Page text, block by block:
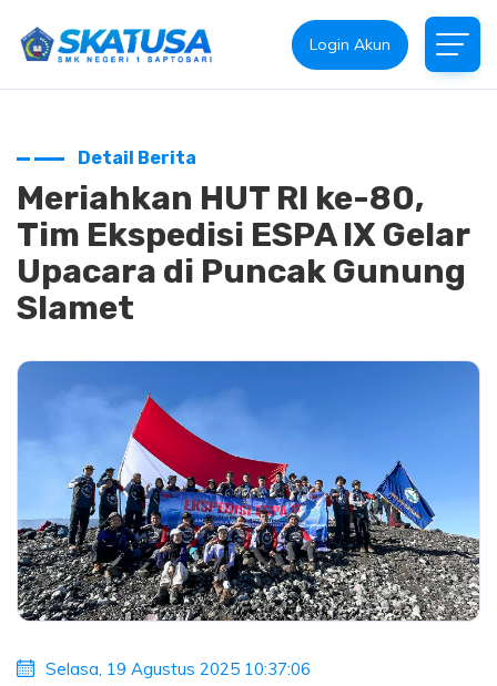
Login Akun
Detail Berita
Meriahkan HUT RI ke-80,
Tim Ekspedisi ESPA IX Gelar
Upacara di Puncak Gunung
Slamet
Selasa, 19 Agustus 2025 10:37:06